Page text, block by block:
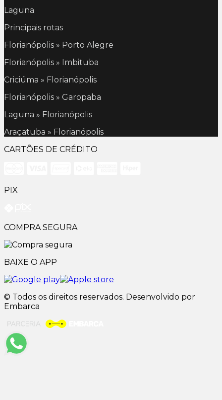
Laguna
Principais rotas
Florianópolis » Porto Alegre
Florianópolis » Imbituba
Criciúma » Florianópolis
Florianópolis » Garopaba
Laguna » Florianópolis
Araçatuba » Florianópolis
CARTÕES DE CRÉDITO
PIX
COMPRA SEGURA
BAIXE O APP
© Todos os direitos reservados. Desenvolvido por
Embarca